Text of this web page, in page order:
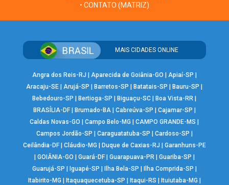
• CONTATO (MATRIZ)
MAIS CIDADES ONLINE
Angra dos Reis-RJ | Aparecida de Goiânia-GO | Apiaí-SP |
Aracaju-SE | Arujá-SP |Barretos-SP |Batatais-SP |Bauru-SP |
Bebedouro-SP |Bertioga-SP |Biguaçu-SC |Boa Vista-RR |
BRASÍLIA-DF| Brumado-BA| Cabreúva-SP | Cajamar-SP |
Caldas Novas-GO |Campo Belo-MG |CAMPO GRANDE-MS |
Campos Jordão-SP | Caraguatatuba-SP | Cardoso-SP |
Ceilândia-DF| Cláudio-MG | Duque de Caxias-RJ | Garanhuns-PE
| GOIÂNIA-GO | Guará-DF| Guarapuava-PR | Guariba-SP |
Guarujá-SP | Iguapé-SP | Ilha Bela-SP | Ilha Comprida-SP |
Itabirito-MG | Itaquaquecetuba-SP | Itaqui-RS | Ituiutaba-MG |